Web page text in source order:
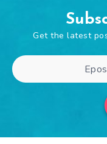
Get the latest